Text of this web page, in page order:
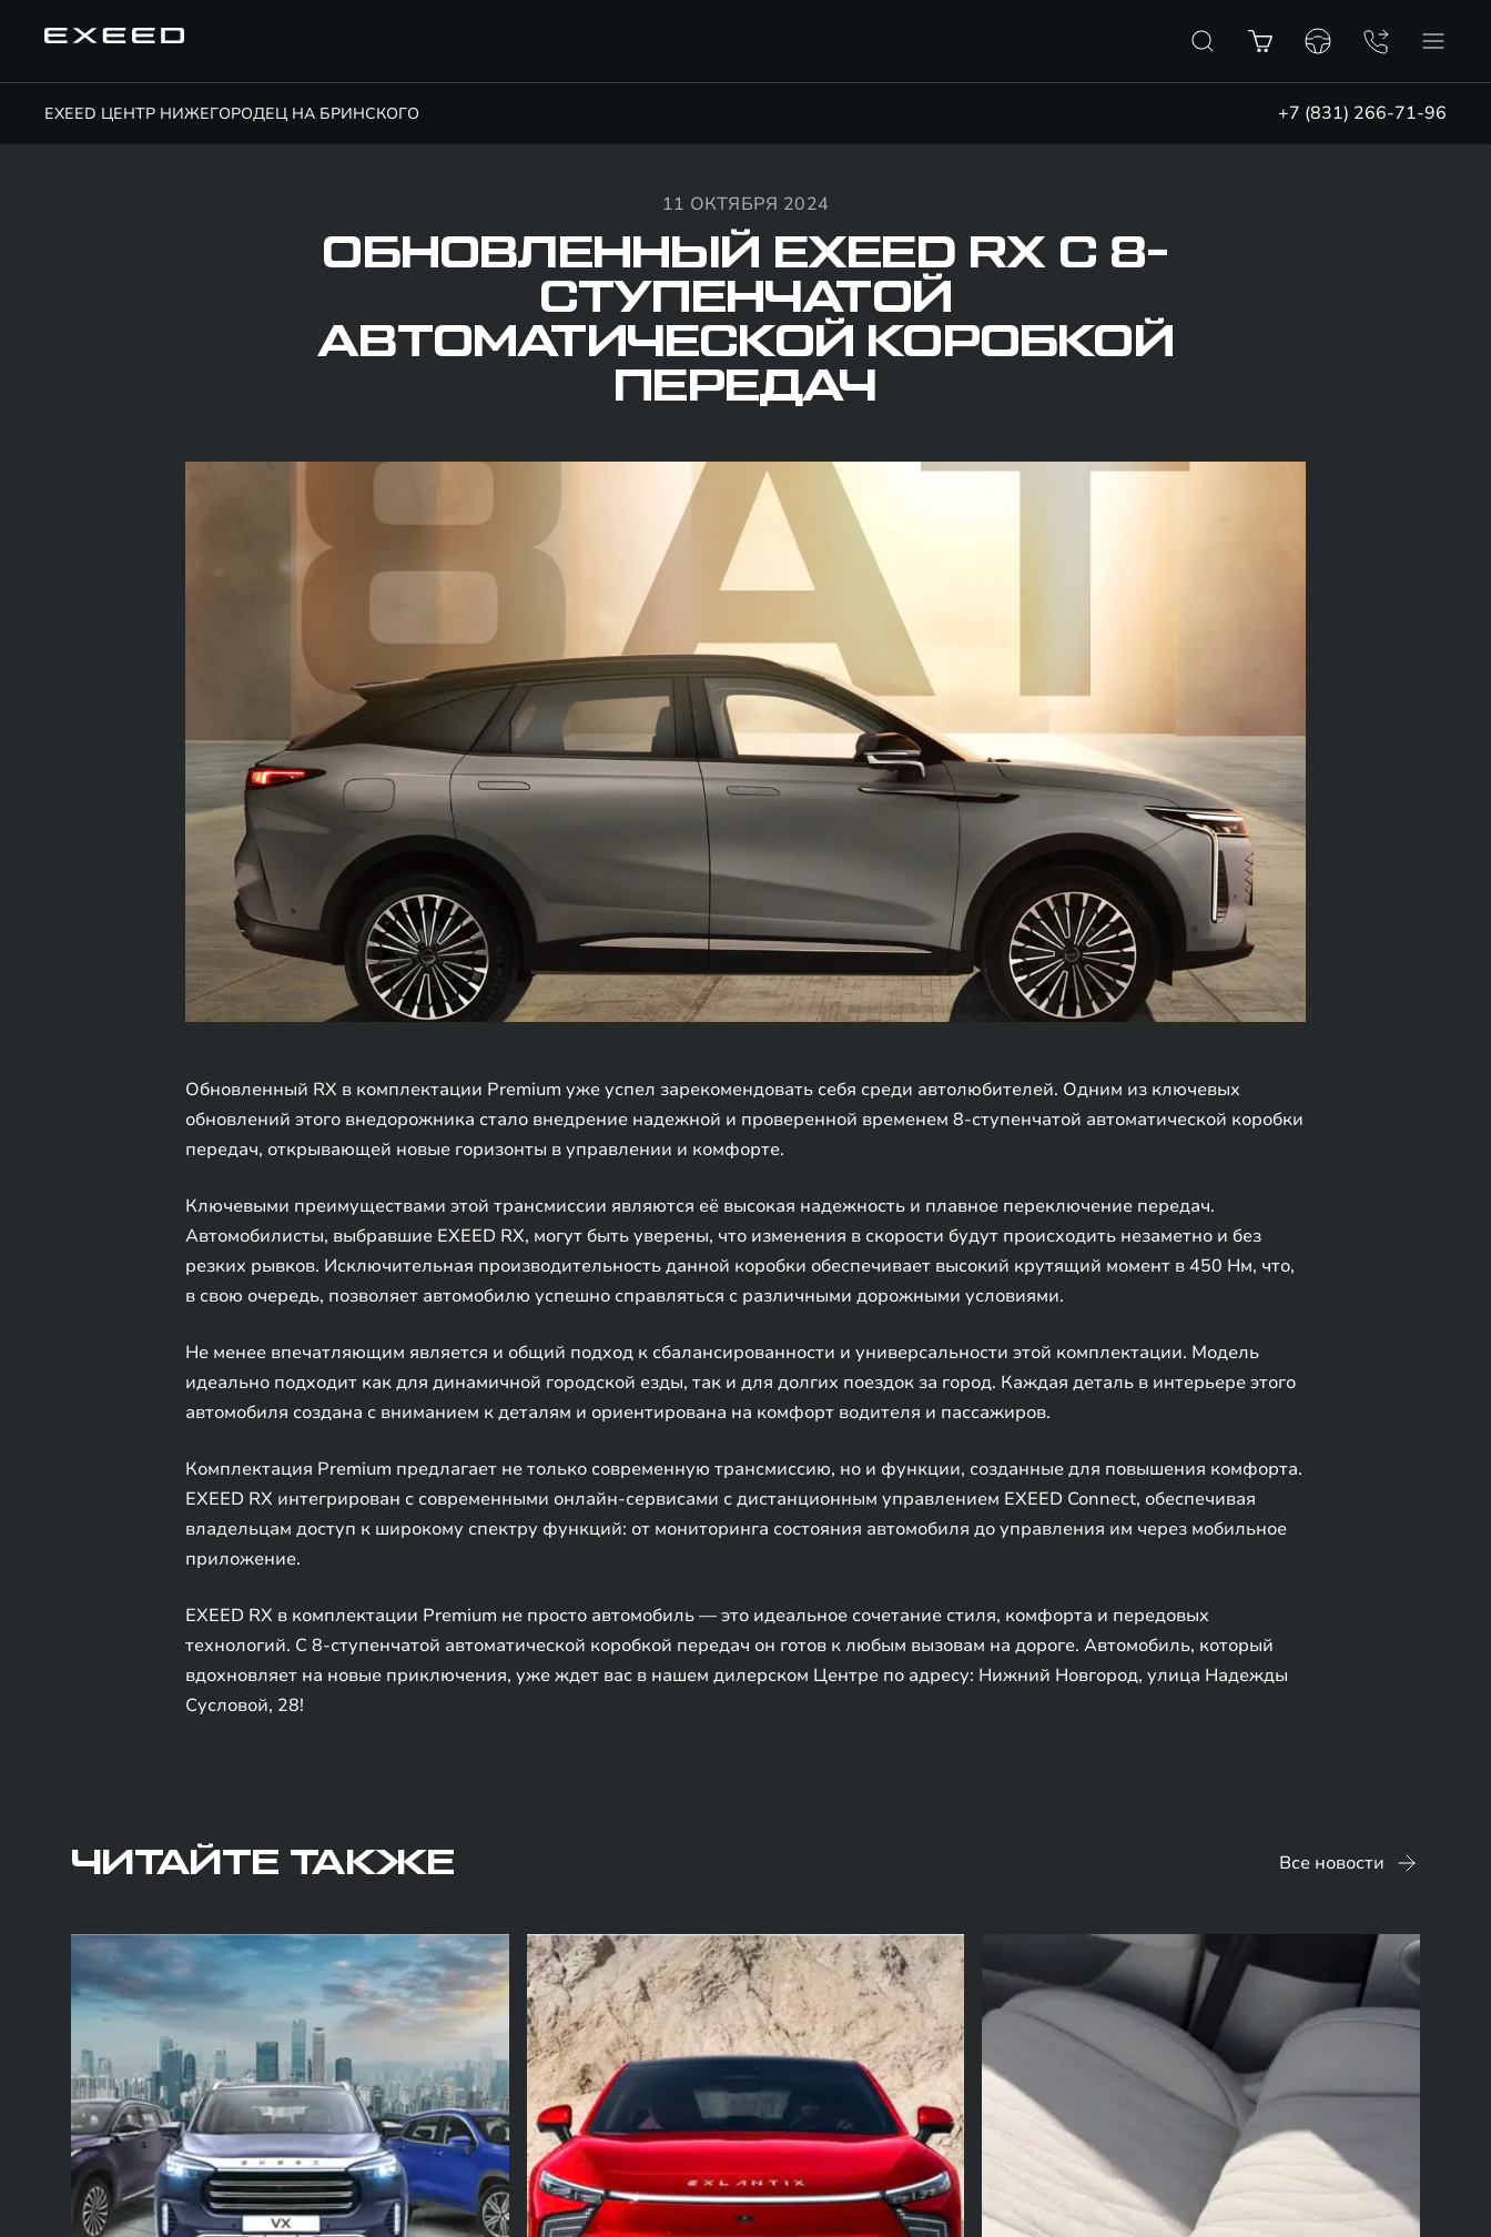
EXEED ЦЕНТР НИЖЕГОРОДЕЦ НА БРИНСКОГО +7 (831) 266-71-96
11 ОКТЯБРЯ 2024
ОБНОВЛЕННЫЙ EXEED RX С 8-
СТУПЕНЧАТОЙ
АВТОМАТИЧЕСКОЙ КОРОБКОЙ
ПЕРЕДАЧ
Обновленный RX в комплектации Premium уже успел зарекомендовать себя среди автолюбителей. Одним из ключевых
обновлений этого внедорожника стало внедрение надежной и проверенной временем 8-ступенчатой автоматической коробки
передач, открывающей новые горизонты в управлении и комфорте.
Ключевыми преимуществами этой трансмиссии являются её высокая надежность и плавное переключение передач.
Автомобилисты, выбравшие EXEED RX, могут быть уверены, что изменения в скорости будут происходить незаметно и без
резких рывков. Исключительная производительность данной коробки обеспечивает высокий крутящий момент в 450 Нм, что,
в свою очередь, позволяет автомобилю успешно справляться с различными дорожными условиями.
Не менее впечатляющим является и общий подход к сбалансированности и универсальности этой комплектации. Модель
идеально подходит как для динамичной городской езды, так и для долгих поездок за город. Каждая деталь в интерьере этого
автомобиля создана с вниманием к деталям и ориентирована на комфорт водителя и пассажиров.
Комплектация Premium предлагает не только современную трансмиссию, но и функции, созданные для повышения комфорта.
EXEED RX интегрирован с современными онлайн-сервисами с дистанционным управлением EXEED Connect, обеспечивая
владельцам доступ к широкому спектру функций: от мониторинга состояния автомобиля до управления им через мобильное
приложение.
EXEED RX в комплектации Premium не просто автомобиль — это идеальное сочетание стиля, комфорта и передовых
технологий. С 8-ступенчатой автоматической коробкой передач он готов к любым вызовам на дороге. Автомобиль, который
вдохновляет на новые приключения, уже ждет вас в нашем дилерском Центре по адресу: Нижний Новгород, улица Надежды
Сусловой, 28!
ЧИТАЙТЕ ТАКЖЕ Все новости